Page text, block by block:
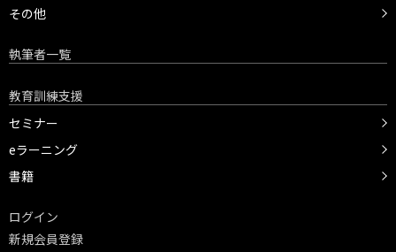
その他
執筆者一覧
教育訓練支援
セミナー
eラーニング
書籍
ログイン
新規会員登録